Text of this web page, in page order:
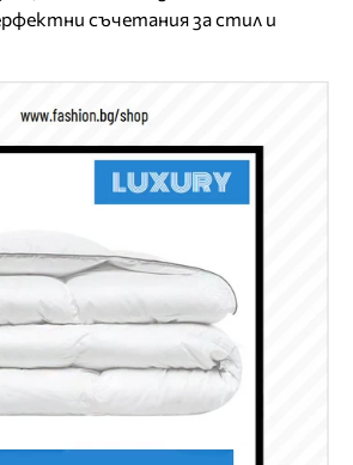
съчетания за стил и